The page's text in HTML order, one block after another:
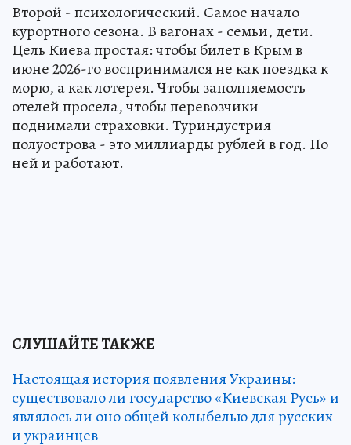
Второй - психологический. Самое начало
курортного сезона. В вагонах - семьи, дети.
Цель Киева простая: чтобы билет в Крым в
июне 2026-го воспринимался не как поездка к
морю, а как лотерея. Чтобы заполняемость
отелей просела, чтобы перевозчики
поднимали страховки. Туриндустрия
полуострова - это миллиарды рублей в год. По
ней и работают.
СЛУШАЙТЕ ТАКЖЕ
Настоящая история появления Украины:
существовало ли государство «Киевская Русь» и
являлось ли оно общей колыбелью для русских
и украинцев